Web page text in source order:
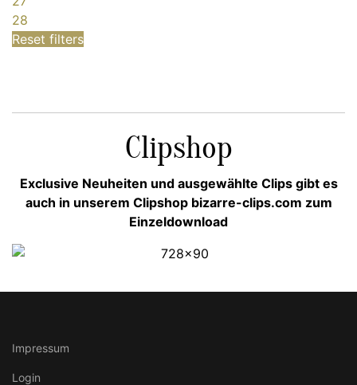
28
Reset filters
Clipshop
Exclusive Neuheiten und ausgewählte Clips gibt es
auch in unserem Clipshop bizarre-clips.com zum
Einzeldownload
Impressum
Login